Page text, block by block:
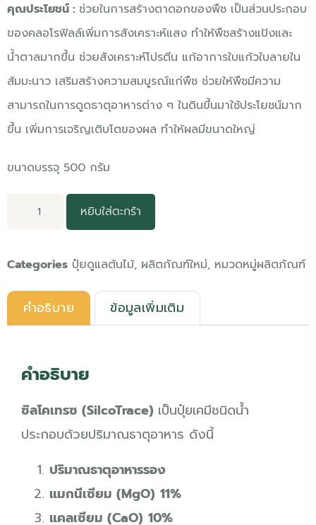
คุณประโยชน์ : ช่วยในการสร้างตาดอกของพืช เป็นส่วนประกอบ
ของคลอโรฟิลล์เพิ่มการสังเคราะห์แสง ทำให้พืชสร้างแป้งและ
น้ำตาลมากขึ้น ช่วยสังเคราะห์โปรตีน แก้อาการใบแก้วใบลายใน
ส้มมะนาว เสริมสร้างความสมบูรณ์แก่พืช ช่วยให้พืชมีความ
สามารถในการดูดธาตุอาหารต่าง ๆ ในดินขึ้นมาใช้ประโยชน์มาก
ขึ้น เพิ่มการเจริญเติบโตของผล ทำให้ผลมีขนาดใหญ่
ขนาดบรรจุ 500 กรัม
หยิบใส่ตะกร้า
Categories ปุ๋ยดูแลต้นไม้, ผลิตภัณฑ์ใหม่, หมวดหมู่ผลิตภัณฑ์
คำอธิบาย ข้อมูลเพิ่มเติม
คำอธิบาย
ซิลโคเทรซ (SilcoTrace) เป็นปุ๋ยเคมีชนิดน้ำ
ประกอบด้วยปริมาณธาตุอาหาร ดังนี้
ปริมาณธาตุอาหารรอง
แมกนีเซียม (MgO) 11%
แคลเซียม (CaO) 10%